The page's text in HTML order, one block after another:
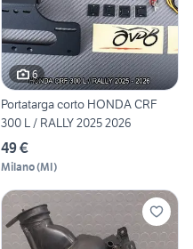
6
Portatarga corto HONDA CRF
300 L / RALLY 2025 2026
49 €
Milano(MI)